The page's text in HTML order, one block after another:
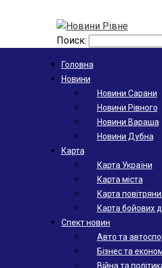
Поиск:
Головна
Новини
Новини Сарани
Новини Рівного
Новини Вараша
Новини Дубна
Карта
Карта України
Карта міста
Карта
Карта бойових
Спект новин
Авто та
Бізнес та
Війна та